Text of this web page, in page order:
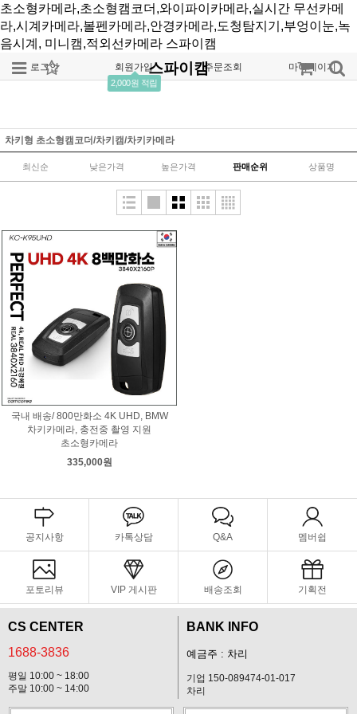
초소형카메라,초소형캠코더,와이파이카메라,실시간 무선카메
라,시계카메라,볼펜카메라,안경카메라,도청탐지기,부엉이눈,녹
음시계, 미니캠,적외선카메라 스파이캠
로그인 회원가입
2,000원 적립
주문조회 마이페이지
스파이캠
차키형 초소형캠코더/차키캠/차키카메라
최신순 낮은가격 높은가격 판매순위 상품명
국내 배송/ 800만화소 4K UHD, BMW
차키카메라, 충전중 촬영 지원
초소형카메라
335,000원
공지사항 카톡상담 Q&A 멤버쉽
포토리뷰 VIP 게시판 배송조회 기획전
CS CENTER
1688-3836
평일 10:00 ~ 18:00
주말 10:00 ~ 14:00
BANK INFO
예금주 : 차리
기업 150-089474-01-017
차리